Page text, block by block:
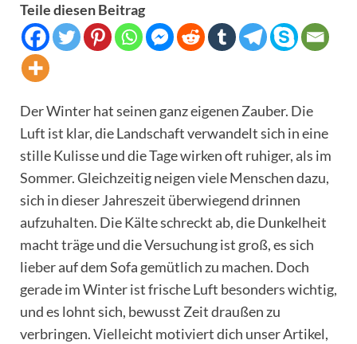
Teile diesen Beitrag
Der Winter hat seinen ganz eigenen Zauber. Die
Luft ist klar, die Landschaft verwandelt sich in eine
stille Kulisse und die Tage wirken oft ruhiger, als im
Sommer. Gleichzeitig neigen viele Menschen dazu,
sich in dieser Jahreszeit überwiegend drinnen
aufzuhalten. Die Kälte schreckt ab, die Dunkelheit
macht träge und die Versuchung ist groß, es sich
lieber auf dem Sofa gemütlich zu machen. Doch
gerade im Winter ist frische Luft besonders wichtig,
und es lohnt sich, bewusst Zeit draußen zu
verbringen. Vielleicht motiviert dich unser Artikel,